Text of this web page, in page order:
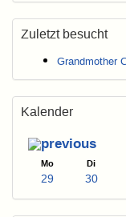
Zuletzt besucht
Grandmother
Kalender
Mo Di
29 30